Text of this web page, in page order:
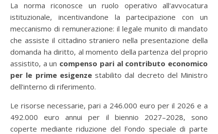
La norma riconosce un ruolo operativo all'avvocatura
istituzionale, incentivandone la partecipazione con un
meccanismo di remunerazione: il legale munito di mandato
che assiste il cittadino straniero nella presentazione della
domanda ha diritto, al momento della partenza del proprio
assistito, a un compenso pari al contributo economico
per le prime esigenzestabilito dal decreto del Ministro
dell'interno di riferimento.
Le risorse necessarie, pari a 246.000 euro per il 2026 e a
492.000 euro annui per il biennio 2027–2028, sono
coperte mediante riduzione del Fondo speciale di parte